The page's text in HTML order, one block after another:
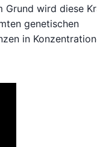
Grund wird diese
genetischen
in